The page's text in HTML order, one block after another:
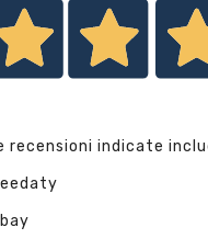
recensioni indicate